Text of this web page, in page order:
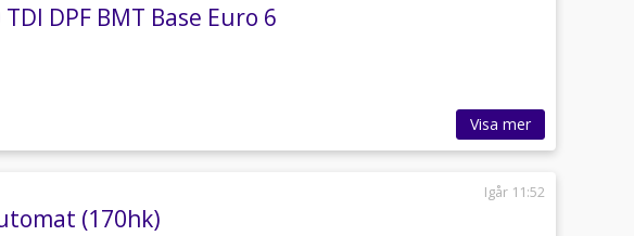
DPF BMT Base Euro 6
Visa mer
Igår 11:52
(170hk)